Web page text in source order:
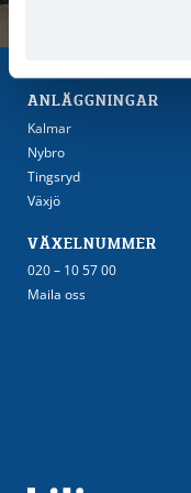
ANLÄGGNINGAR
Kalmar
Nybro
Tingsryd
Växjö
VÄXELNUMMER
020 – 10 57 00
Maila oss